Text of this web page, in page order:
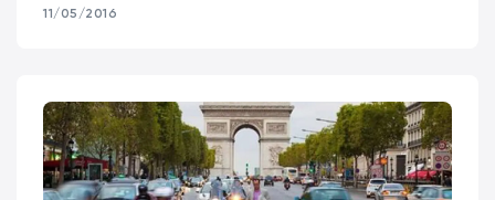
11/05/2016